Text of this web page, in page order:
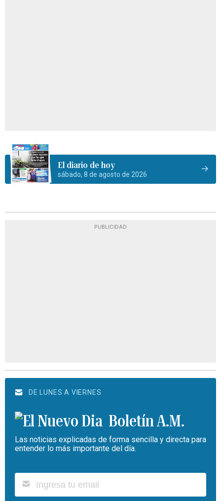
El diario de hoy
sábado, 8 de agosto de 2026
PUBLICIDAD
DE LUNES A VIERNES
Boletín A.M.
Las noticias explicadas de forma sencilla y directa para
entender lo más importante del día.